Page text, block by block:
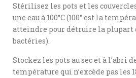
Stérilisez les pots et les
une eau à 100°C (100° est la
atteindre pour détruire la plupart
bactéries).
Stockez les pots au sec et à l’abri
température qui n’excède pas les